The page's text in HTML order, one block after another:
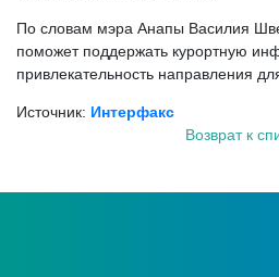
По словам мэра Анапы Василия
поможет поддержать курортную
привлекательность направления
Источник: Интерфакс
Возврат к